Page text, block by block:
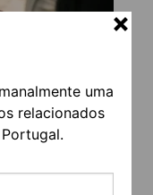
uma
relacionados
COM
À